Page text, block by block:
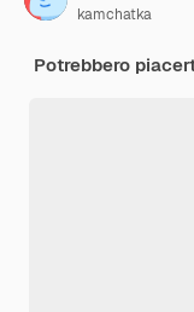
kamchatka
Potrebbero